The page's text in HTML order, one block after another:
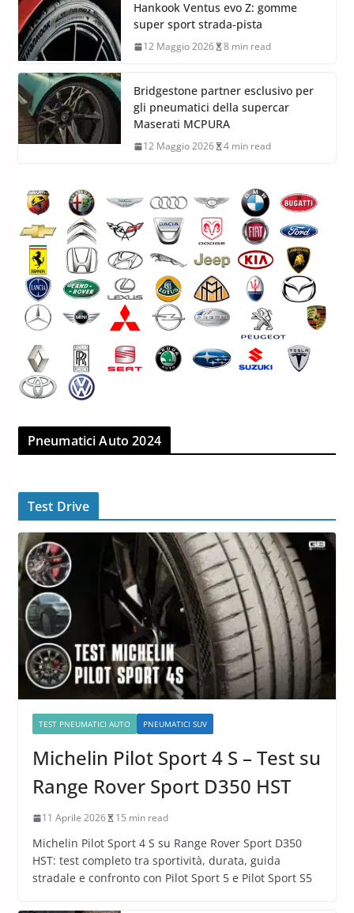
Hankook Ventus evo Z: gomme
super sport strada-pista
12 Maggio 2026 8 min read
Bridgestone partner esclusivo per
gli pneumatici della supercar
Maserati MCPURA
12 Maggio 2026 4 min read
Pneumatici Auto 2024
Test Drive
TEST PNEUMATICI AUTO PNEUMATICI SUV
Michelin Pilot Sport 4 S – Test su
Range Rover Sport D350 HST
11 Aprile 2026 15 min read
Michelin Pilot Sport 4 S su Range Rover Sport D350
HST: test completo tra sportività, durata, guida
stradale e confronto con Pilot Sport 5 e Pilot Sport S5